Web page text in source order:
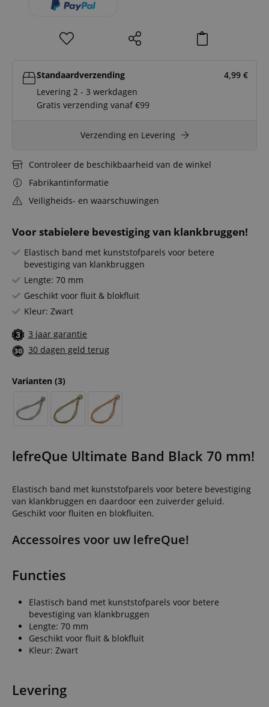
Voor stabielere bevestiging van klankbruggen!
Elastisch band met kunststofparels voor betere
bevestiging van klankbruggen
Lengte: 70 mm
Geschikt voor fluit & blokfluit
Kleur: Zwart
3 jaar garantie
30 dagen geld terug
Varianten (3)
Standaardverzending 4,99 €
Levering 2 - 3 werkdagen
Gratis verzending vanaf €99
Verzending en Levering
Controleer de beschikbaarheid van de winkel
Fabrikantinformatie
Veiligheids- en waarschuwingen
lefreQue Ultimate Band Black 70 mm!
Elastisch band met kunststofparels voor betere bevestiging
van klankbruggen en daardoor een zuiverder geluid.
Geschikt voor fluiten en blokfluiten.
Accessoires voor uw lefreQue!
Functies
Elastisch band met kunststofparels voor betere
bevestiging van klankbruggen
Lengte: 70 mm
Geschikt voor fluit & blokfluit
Kleur: Zwart
Levering